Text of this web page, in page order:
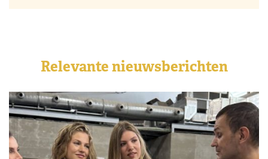
Relevante nieuwsberichten